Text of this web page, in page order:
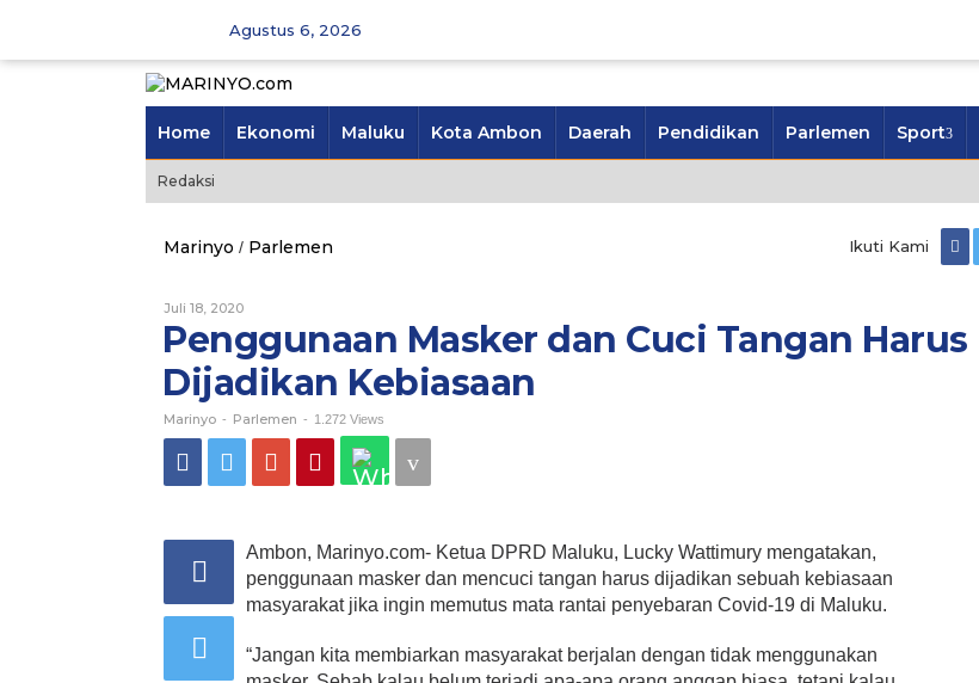
Agustus 6, 2026
Home Ekonomi Maluku Kota Ambon Daerah Pendidikan Parlemen Sport
Redaksi
Marinyo / Parlemen
Tangan
Harus
Dijadikan
Kebiasaan
Ikuti Kami
Juli 18, 2020
Penggunaan Masker dan Cuci Tangan Harus
Dijadikan Kebiasaan
Marinyo - Parlemen - 1.272 Views
Ambon, Marinyo.com- Ketua DPRD Maluku, Lucky Wattimury mengatakan,
penggunaan masker dan mencuci tangan harus dijadikan sebuah kebiasaan
masyarakat jika ingin memutus mata rantai penyebaran Covid-19 di Maluku.
“Jangan kita membiarkan masyarakat berjalan dengan tidak menggunakan